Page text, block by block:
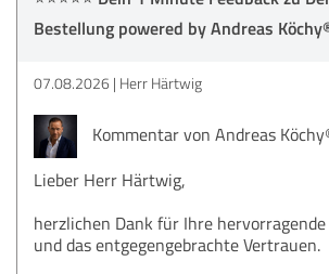
Bestellung powered by Andreas
07.08.2026 Herr Härtwig
Kommentar von Andreas
Lieber Herr Härtwig,
herzlichen Dank für Ihre
und das entgegengebrachte Vertrauen.